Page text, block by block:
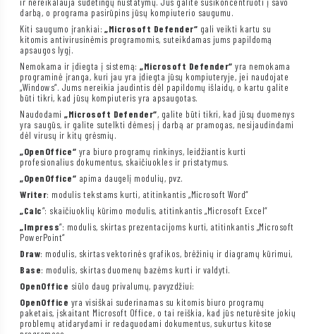
darbą, o programa pasirūpins jūsų kompiuterio saugumu.
Kiti saugumo įrankiai:„Microsoft Defender“ gali veikti kartu su
kitomis antivirusinėmis programomis, suteikdamas jums papildomą
apsaugos lygį.
Nemokama ir įdiegta į sistemą:„Microsoft Defender“ yra nemokama
programinė įranga, kuri jau yra įdiegta jūsų kompiuteryje, jei naudojate
„Windows“. Jums nereikia jaudintis dėl papildomų išlaidų, o kartu galite
būti tikri, kad jūsų kompiuteris yra apsaugotas.
Naudodami„Microsoft Defender“, galite būti tikri, kad jūsų duomenys
yra saugūs, ir galite sutelkti dėmesį į darbą ar pramogas, nesijaudindami
dėl virusų ir kitų grėsmių.
„OpenOffice“ yra biuro programų rinkinys, leidžiantis kurti
profesionalius dokumentus, skaičiuokles ir pristatymus.
„OpenOffice“ apima daugelį modulių, pvz.
Writer: modulis tekstams kurti, atitinkantis „Microsoft Word“
„Calc“: skaičiuoklių kūrimo modulis, atitinkantis „Microsoft Excel“
„Impress“: modulis, skirtas prezentacijoms kurti, atitinkantis „Microsoft
PowerPoint“
Draw: modulis, skirtas vektorinės grafikos, brėžinių ir diagramų kūrimui,
Base: modulis, skirtas duomenų bazėms kurti ir valdyti.
OpenOffice siūlo daug privalumų, pavyzdžiui:
OpenOffice yra visiškai suderinamas su kitomis biuro programų
paketais, įskaitant Microsoft Office, o tai reiškia, kad jūs neturėsite jokių
problemų atidarydami ir redaguodami dokumentus, sukurtus kitose